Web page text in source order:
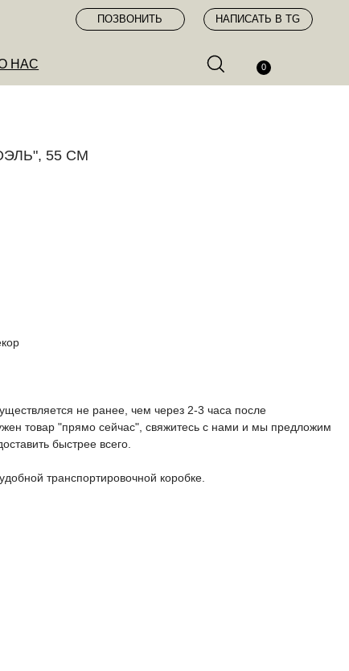
НАПИСАТЬ В TG
55 СМ
не ранее, чем через 2-3 часа после
товар "прямо сейчас", свяжитесь с нами и мы предложим
быстрее всего.
транспортировочной коробке.